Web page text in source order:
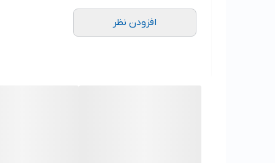
افزودن نظر